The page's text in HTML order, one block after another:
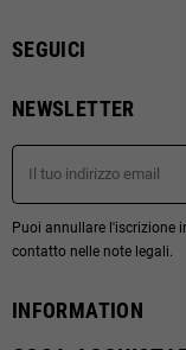
SEGUICI
NEWSLETTER
Puoi annullare l'iscrizione
contatto nelle note legali.
INFORMATION